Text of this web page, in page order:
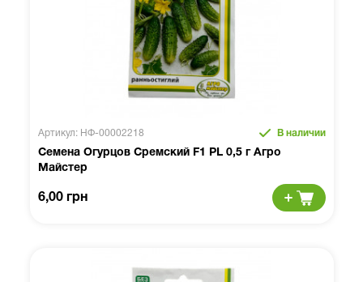
Артикул: НФ-00002218 В наличии
Семена Огурцов Сремский F1 PL 0,5 г Агро
Майстер
6,00 грн